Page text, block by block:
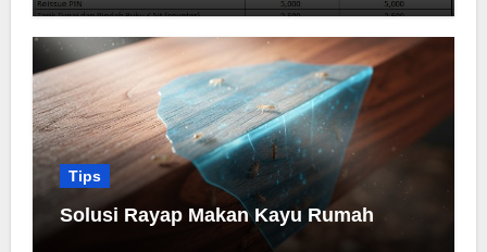
Tips
Solusi Rayap Makan Kayu Rumah